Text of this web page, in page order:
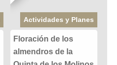
Actividades y Planes
Floración de los
almendros de la